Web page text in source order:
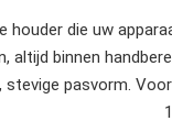
houder die uw
altijd binnen
pasvorm.